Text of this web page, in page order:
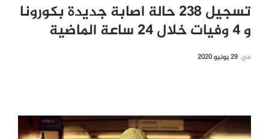
تسجيل 238 حالة اصابة جديدة بكورونا
و 4 وفيات خلال 24 ساعة الماضية
في 29 يونيو 2020